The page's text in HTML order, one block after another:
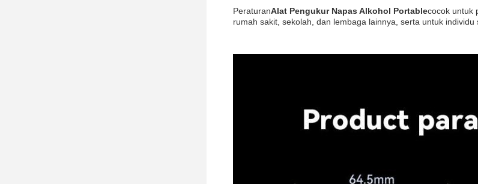
PeraturanAlat Pengukur Napas Alkohol Portablecocok untuk
rumah sakit, sekolah, dan lembaga lainnya, serta untuk